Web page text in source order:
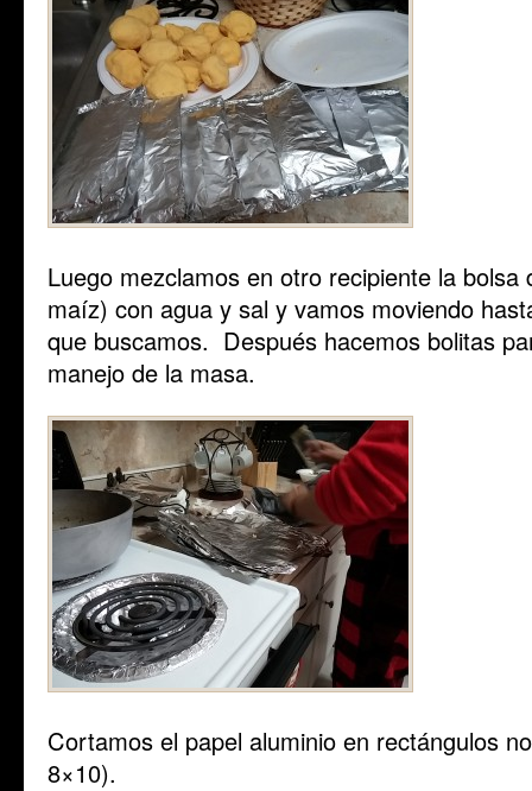
Luego mezclamos en otro recipiente la
maíz) con agua y sal y vamos moviendo
que buscamos. Después hacemos bolitas
manejo de la masa.
Cortamos el papel aluminio en rectángulos
8×10).